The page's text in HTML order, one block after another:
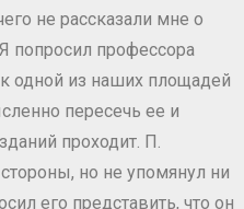
не рассказали мне о
попросил профессора
к одной из наших площадей
пересечь ее и
проходит. П.
но не упомянул ни
его представить, что он